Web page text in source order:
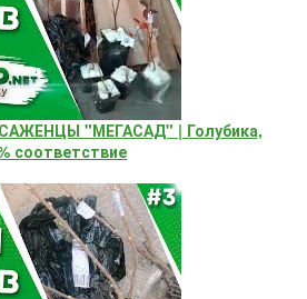
"МЕГАСАД" | Голубика,
соответствие